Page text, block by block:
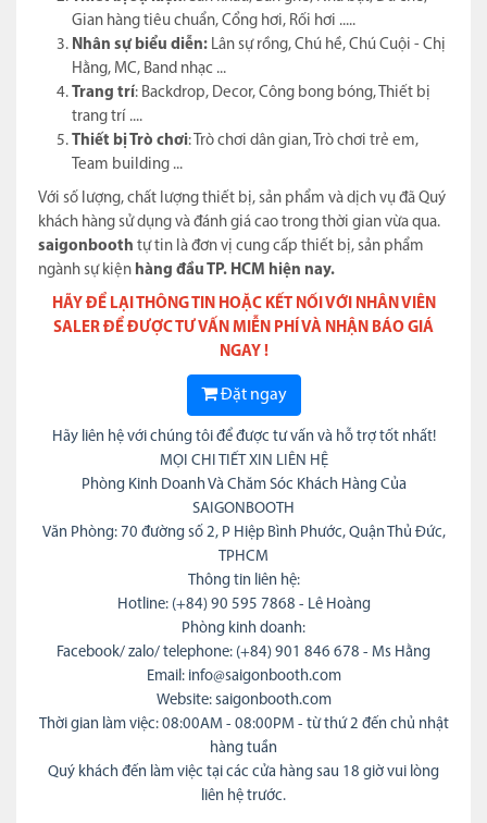
Gian hàng tiêu chuẩn, Cổng hơi, Rối hơi .....
Nhân sự biểu diễn: Lân sự rồng, Chú hề, Chú Cuội - Chị
Hằng, MC, Band nhạc ...
Trang trí: Backdrop, Decor, Công bong bóng, Thiết bị
trang trí ....
Thiết bị Trò chơi: Trò chơi dân gian, Trò chơi trẻ em,
Team building ...
Với số lượng, chất lượng thiết bị, sản phẩm và dịch vụ đã Quý
khách hàng sử dụng và đánh giá cao trong thời gian vừa qua.
saigonbooth tự tin là đơn vị cung cấp thiết bị, sản phẩm
ngành sự kiện hàng đầu TP. HCM hiện nay.
HÃY ĐỂ LẠI THÔNG TIN HOẶC KẾT NỐI VỚI NHÂN VIÊN
SALER ĐỂ ĐƯỢC TƯ VẤN MIỄN PHÍ VÀ NHẬN BÁO GIÁ
NGAY !
Đặt ngay
Hãy liên hệ với chúng tôi để được tư vấn và hỗ trợ tốt nhất!
MỌI CHI TIẾT XIN LIÊN HỆ
Phòng Kinh Doanh Và Chăm Sóc Khách Hàng Của
SAIGONBOOTH
Văn Phòng: 70 đường số 2, P Hiệp Bình Phước, Quận Thủ Đức,
TPHCM
Thông tin liên hệ:
Hotline: (+84) 90 595 7868 - Lê Hoàng
Phòng kinh doanh:
Facebook/ zalo/ telephone: (+84) 901 846 678 - Ms Hằng
Email: info@saigonbooth.com
Website: saigonbooth.com
Thời gian làm việc: 08:00AM - 08:00PM - từ thứ 2 đến chủ nhật
hàng tuần
Quý khách đến làm việc tại các cửa hàng sau 18 giờ vui lòng
liên hệ trước.